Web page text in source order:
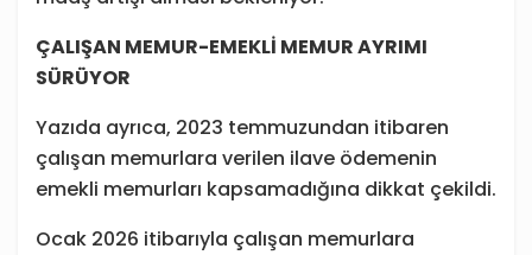
ÇALIŞAN MEMUR-EMEKLİ MEMUR AYRIMI
SÜRÜYOR
Yazıda ayrıca, 2023 temmuzundan itibaren
çalışan memurlara verilen ilave ödemenin
emekli memurları kapsamadığına dikkat çekildi.
Ocak 2026 itibarıyla çalışan memurlara